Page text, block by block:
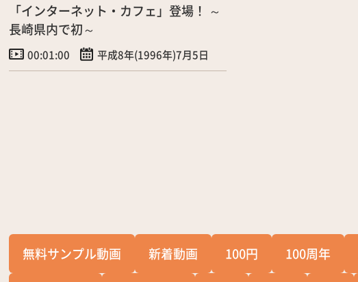
「インターネット・カフェ」登場！ ～
長崎県内で初～
00:01:00 平成8年(1996年)7月5日
無料サンプル動画 新着動画 100円 100周年